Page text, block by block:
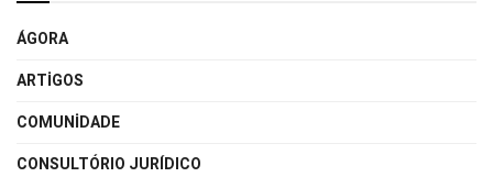
ÁGORA
ARTIGOS
COMUNIDADE
CONSULTÓRIO JURÍDICO